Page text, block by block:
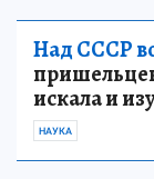
Над СССР
искала и
НАУКА